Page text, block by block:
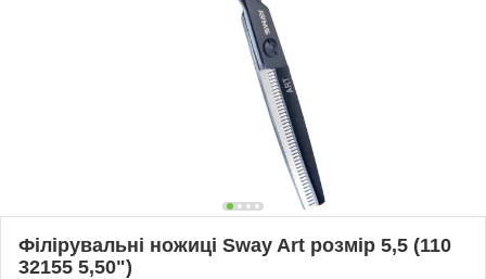
Філірувальні ножиці Sway Art розмір 5,5 (110
32155 5,50")